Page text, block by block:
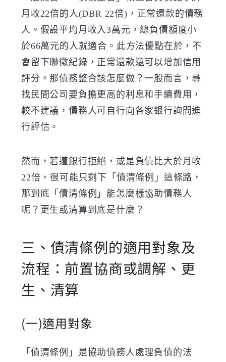
月收22倍的人(DBR 22倍)，正常還款的債務
人。假設平均月收入3萬元，總負債額度小
於66萬元的人就適合。此方法優點在於，不
會留下聯徵紀錄，正常還款還可以增加信用
評分。那債務整合該怎麼做？一般而言，尋
找民間公司要負擔更高的利息和手續費用，
較不建議，債務人可自行向各家銀行詢問進
行評估。
然而，若遭銀行拒絕，或是負債比大於月收
22倍，很可能只剩下「債清條例」這條路，
那到底「債清條例」能怎麼樣協助債務人
呢？更生或清算到底是什麼？
三、債清條例的適用對象及
流程：前置協商或調解、更
生、清算
(一)適用對象
「債清條例」是協助債務人處理負債的法